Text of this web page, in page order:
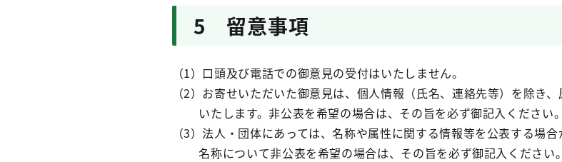
5 留意事項
（1）口頭及び電話での御意見の受付はいたしません。
（2）お寄せいただいた御意見は、個人情報（氏名、連絡先等）を除き
いたします。非公表を希望の場合は、その旨を必ず御記入ください。
（3）法人・団体にあっては、名称や属性に関する情報等を公表する場合
名称について非公表を希望の場合は、その旨を必ず御記入ください。